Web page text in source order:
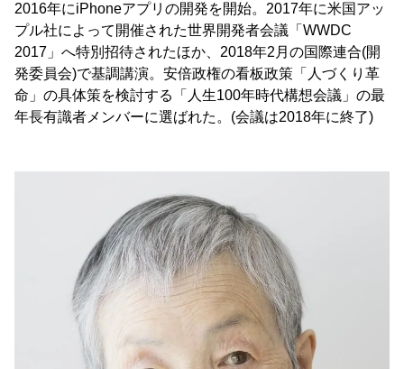
2016年にiPhoneアプリの開発を開始。2017年に米国アッ
プル社によって開催された世界開発者会議「WWDC
2017」へ特別招待されたほか、2018年2月の国際連合(開
発委員会)で基調講演。安倍政権の看板政策「人づくり革
命」の具体策を検討する「人生100年時代構想会議」の最
年長有識者メンバーに選ばれた。(会議は2018年に終了)